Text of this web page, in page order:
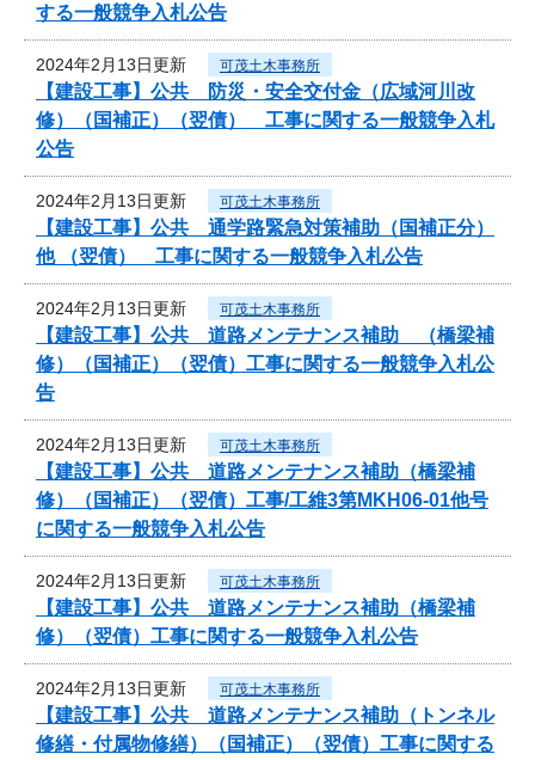
する一般競争入札公告
2024年2月13日更新 可茂土木事務所
【建設工事】公共 防災・安全交付金（広域河川改
修）（国補正）（翌債） 工事に関する一般競争入札
公告
2024年2月13日更新 可茂土木事務所
【建設工事】公共 通学路緊急対策補助（国補正分）
他 （翌債） 工事に関する一般競争入札公告
2024年2月13日更新 可茂土木事務所
【建設工事】公共 道路メンテナンス補助 （橋梁補
修）（国補正）（翌債）工事に関する一般競争入札公
告
2024年2月13日更新 可茂土木事務所
【建設工事】公共 道路メンテナンス補助（橋梁補
修）（国補正）（翌債）工事/工維3第MKH06-01他号
に関する一般競争入札公告
2024年2月13日更新 可茂土木事務所
【建設工事】公共 道路メンテナンス補助（橋梁補
修）（翌債）工事に関する一般競争入札公告
2024年2月13日更新 可茂土木事務所
【建設工事】公共 道路メンテナンス補助（トンネル
修繕・付属物修繕）（国補正）（翌債）工事に関する